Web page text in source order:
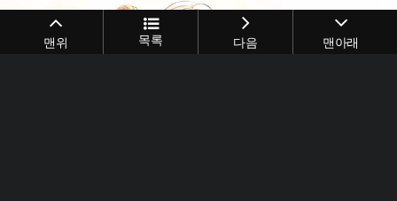
맨위 목록 다음 맨아래